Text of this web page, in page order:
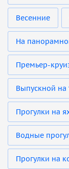
Весенние
На
Премьер-
Выпускной на
Прогулки на
Водные
Прогулки на